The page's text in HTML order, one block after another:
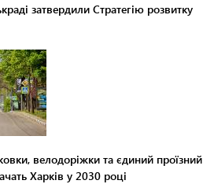
затвердили Стратегію розвитку
велодоріжки та єдиний проїзний
Харків у 2030 році